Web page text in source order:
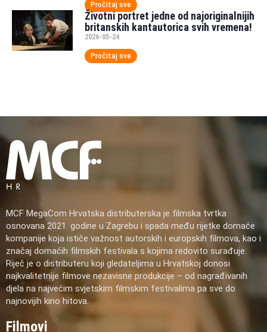
Pročitaj sve
Životni portret jedne od najoriginalnijih
britanskih kantautorica svih vremena!
2026-05-24
Pročitaj sve
MCF MegaCom Hrvatska distributerska je filmska tvrtka
osnovana 2021. godine u Zagrebu i spada među rijetke domaće
kompanije koja ističe važnost autorskih i europskih filmova, kao i
značaj domaćih filmskih festivala s kojima redovito surađuje.
Riječ je o distributeru koji gledateljima u Hrvatskoj donosi
najkvalitetnije filmove nezavisne produkcije – od nagrađivanih
djela na najvećim svjetskim filmskim festivalima pa sve do
najnovijih kino hitova.
Filmovi